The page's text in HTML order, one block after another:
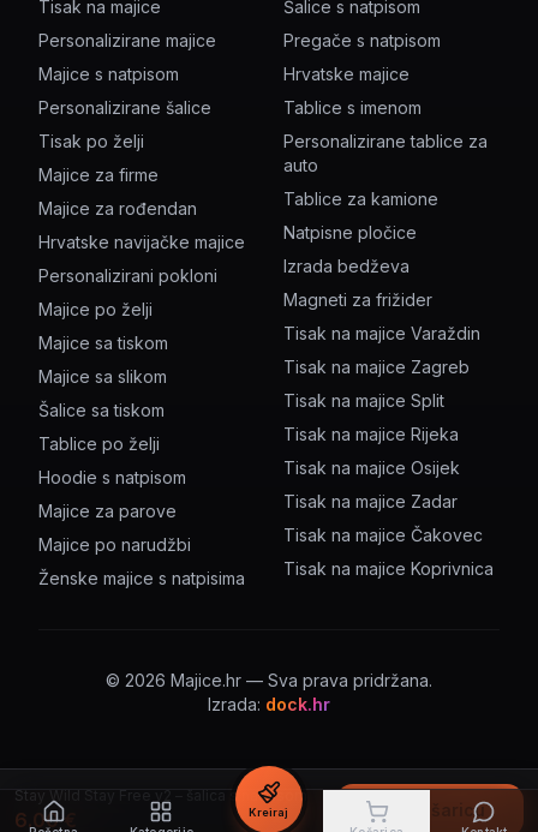
Stay Wild Stay Free v2 – šalica s natpisom
6.00€ U košaricu
Tisak na majice
Personalizirane majice
Majice s natpisom
Personalizirane šalice
Tisak po želji
Majice za firme
Majice za rođendan
Hrvatske navijačke majice
Personalizirani pokloni
Majice po želji
Majice sa tiskom
Majice sa slikom
Šalice sa tiskom
Tablice po želji
Hoodie s natpisom
Majice za parove
Majice po narudžbi
Ženske majice s natpisima
Šalice s natpisom
Pregače s natpisom
Hrvatske majice
Tablice s imenom
Personalizirane tablice za
auto
Tablice za kamione
Natpisne pločice
Izrada bedževa
Magneti za frižider
Tisak na majice Varaždin
Tisak na majice Zagreb
Tisak na majice Split
Tisak na majice Rijeka
Tisak na majice Osijek
Tisak na majice Zadar
Tisak na majice Čakovec
Tisak na majice Koprivnica
© 2026 Majice.hr — Sva prava pridržana.
Izrada: dock.hr
Kreiraj